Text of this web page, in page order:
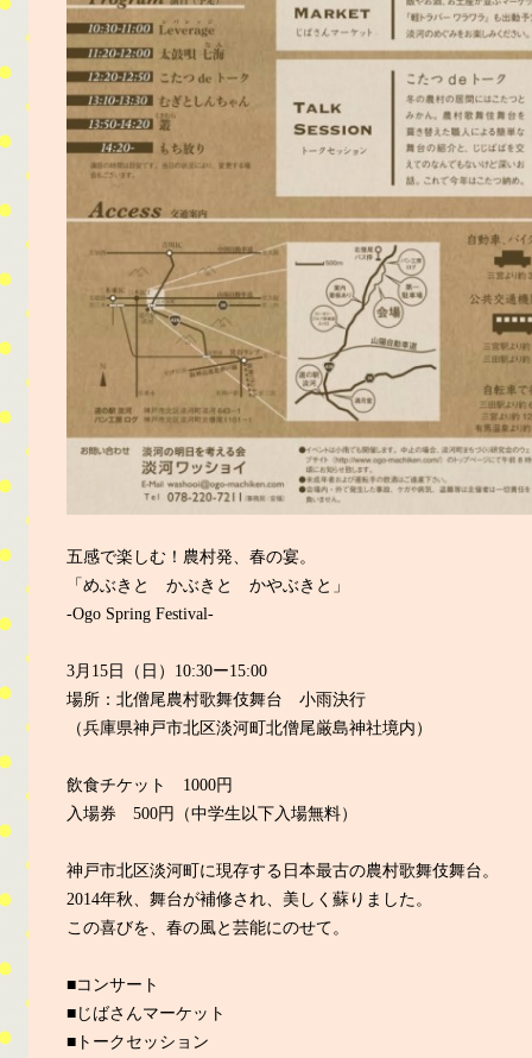
五感で楽しむ！農村発、春の宴。
「めぶきと かぶきと かやぶきと」
-Ogo Spring Festival-
3月15日（日）10:30ー15:00
場所：北僧尾農村歌舞伎舞台 小雨決行
（兵庫県神戸市北区淡河町北僧尾厳島神社境内）
飲食チケット 1000円
入場券 500円（中学生以下入場無料）
神戸市北区淡河町に現存する日本最古の農村歌舞伎舞台。
2014年秋、舞台が補修され、美しく蘇りました。
この喜びを、春の風と芸能にのせて。
■コンサート
■じばさんマーケット
■トークセッション